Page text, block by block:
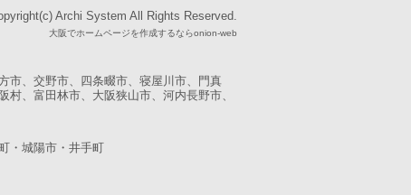
Archi System All Rights Reserved.
大阪でホームページを作成するならonion-web
市、交野市、四条畷市、寝屋川市、門真
、富田林市、大阪狭山市、河内長野市、
・城陽市・井手町